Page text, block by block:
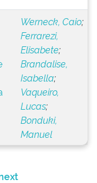
Werneck, Caio;
Ferrarezi,
Elisabete;
Brandalise,
Isabella;
Vaqueiro,
Lucas;
Bonduki,
Manuel